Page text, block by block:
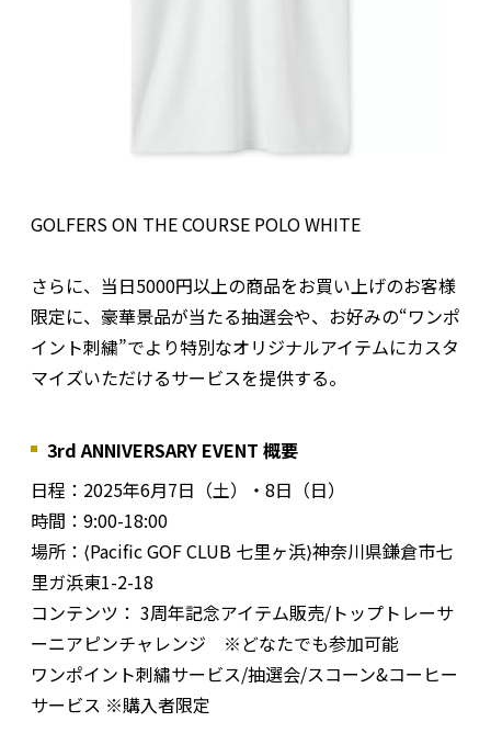
GOLFERS ON THE COURSE POLO WHITE
さらに、当日5000円以上の商品をお買い上げのお客様
限定に、豪華景品が当たる抽選会や、お好みの“ワンポ
イント刺繍”でより特別なオリジナルアイテムにカスタ
マイズいただけるサービスを提供する。
3rd ANNIVERSARY EVENT 概要
日程：2025年6月7日（土）・8日（日）
時間：9:00-18:00
場所：⟨Pacific GOF CLUB 七里ヶ浜⟩神奈川県鎌倉市七
里ガ浜東1-2-18
コンテンツ： 3周年記念アイテム販売/トップトレーサ
ーニアピンチャレンジ ※どなたでも参加可能
ワンポイント刺繡サービス/抽選会/スコーン&コーヒー
サービス ※購入者限定